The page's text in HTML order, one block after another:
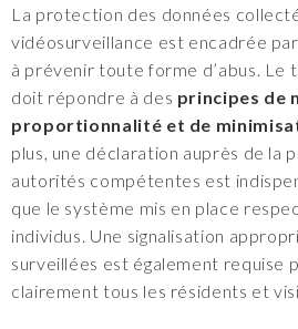
La protection des données
vidéosurveillance est encadrée
à prévenir toute forme d’abus. Le
doit répondre à des principes de
proportionnalité et de
plus, une déclaration auprès de la
autorités compétentes est
que le système mis en place
individus. Une signalisation
surveillées est également requise
clairement tous les résidents et